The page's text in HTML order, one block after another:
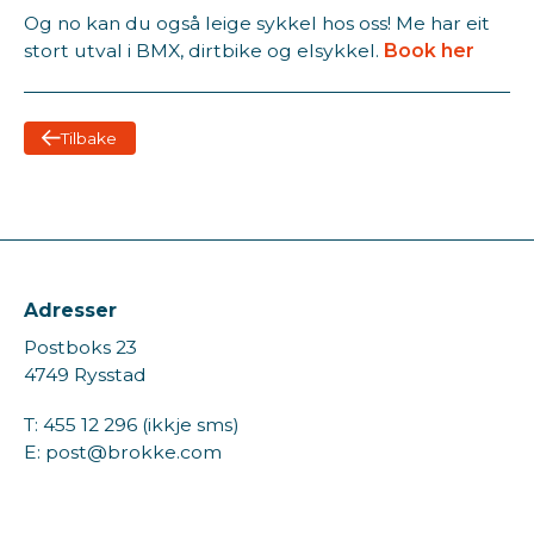
Og no kan du også leige sykkel hos oss! Me har eit
stort utval i BMX, dirtbike og elsykkel. Book her
Tilbake
Adresser
Postboks 23
4749 Rysstad
T: 455 12 296 (ikkje sms)
E: post@brokke.com